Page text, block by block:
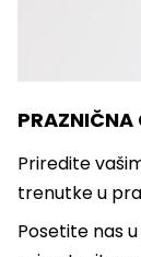
PRAZNIČNA
Priredite
trenutke u
Posetite nas u